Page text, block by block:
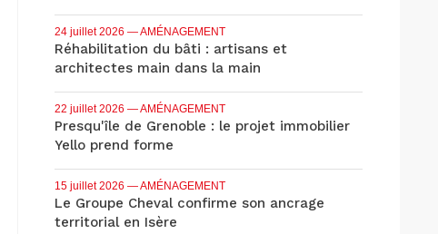
24 juillet 2026 — AMÉNAGEMENT
Réhabilitation du bâti : artisans et
architectes main dans la main
22 juillet 2026 — AMÉNAGEMENT
Presqu'île de Grenoble : le projet immobilier
Yello prend forme
15 juillet 2026 — AMÉNAGEMENT
Le Groupe Cheval confirme son ancrage
territorial en Isère